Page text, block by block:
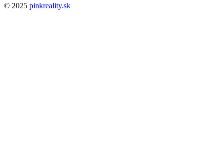
© 2025 pinkreality.sk